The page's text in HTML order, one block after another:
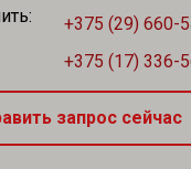
+375 (29) 660-
+375 (17) 336-
запрос сейчас